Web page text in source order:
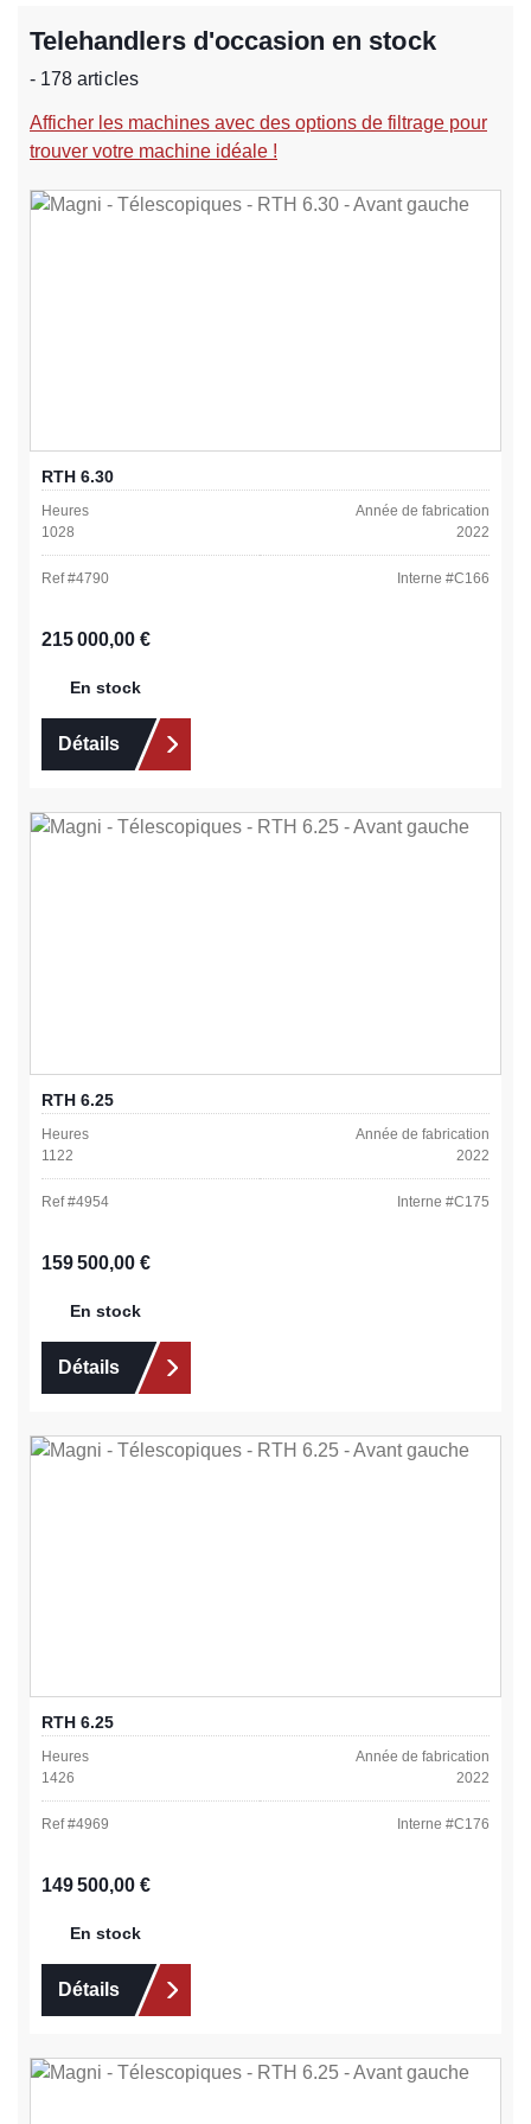
Telehandlers d'occasion en stock
- 178 articles
Afficher les machines avec des options de filtrage pour
trouver votre machine idéale !
RTH 6.30
Heures
1028
Année de fabrication
2022
Ref #4790 Interne #C166
Prix régulier :
215 000,00 €
En stock
Détails
RTH 6.25
Heures
1122
Année de fabrication
2022
Ref #4954 Interne #C175
Prix régulier :
159 500,00 €
En stock
Détails
RTH 6.25
Heures
1426
Année de fabrication
2022
Ref #4969 Interne #C176
Prix régulier :
149 500,00 €
En stock
Détails